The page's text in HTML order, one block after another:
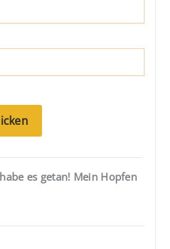
es getan! Mein Hopfen